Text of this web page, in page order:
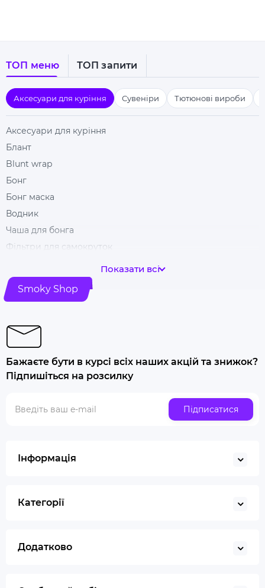
ТОП меню ТОП запити
Аксесуари для куріння Сувеніри Тютюнові вироби
Аксесуари для куріння
Блант
Blunt wrap
Бонг
Бонг маска
Водник
Чаша для бонга
Фільтри для самокруток
Гріндери
Ковпак для куріння
Купити папір для самокруток
Попільничка
Купити люльку для куріння
Люлька для куріння набір
Купити ювелірні ваги
Гільйотина для сигар
Показати всі
Smoky Shop
Бажаєте бути в курсі всіх наших акцій та знижок?
Підпишіться на розсилку
Підписатися
Інформація
Категорії
Додатково